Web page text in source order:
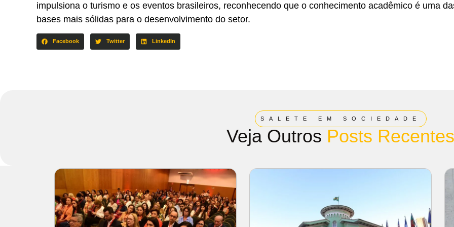
impulsiona o turismo e os eventos brasileiros, reconhecendo que o conhecimento acadêmico é uma
bases mais sólidas para o desenvolvimento do setor.
Facebook Twitter LinkedIn
SALETE EM SOCIEDADE
Veja Outros Posts Recentes